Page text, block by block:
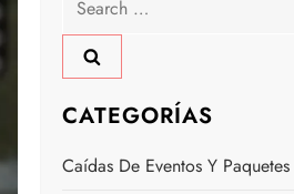
for:
CATEGORÍAS
Caídas De Eventos Y